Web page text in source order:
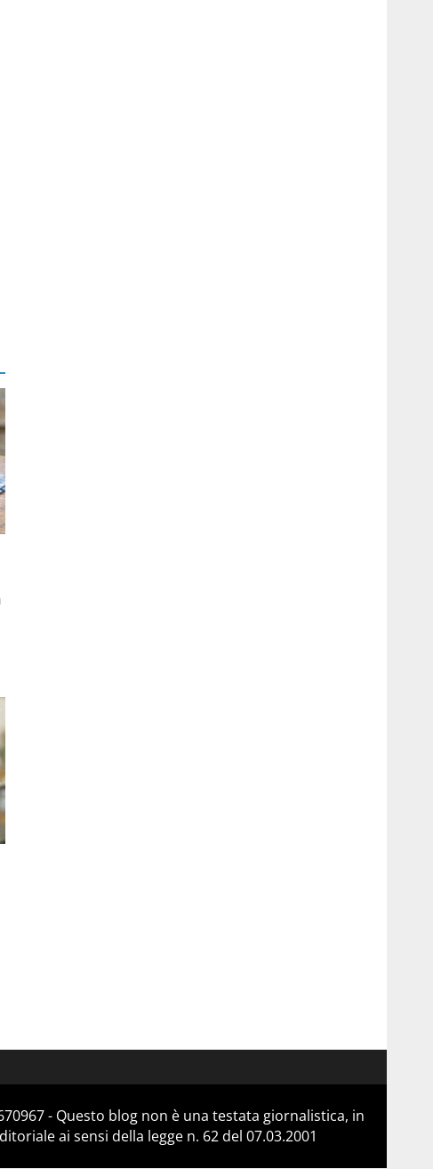
- Questo blog non è una testata giornalistica, in
ai sensi della legge n. 62 del 07.03.2001